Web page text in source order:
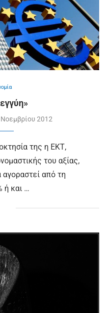
2012
της η ΕΚΤ,
του αξίας,
αγοραστεί από τη
ή και …